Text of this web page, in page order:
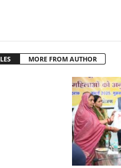
MORE FROM AUTHOR